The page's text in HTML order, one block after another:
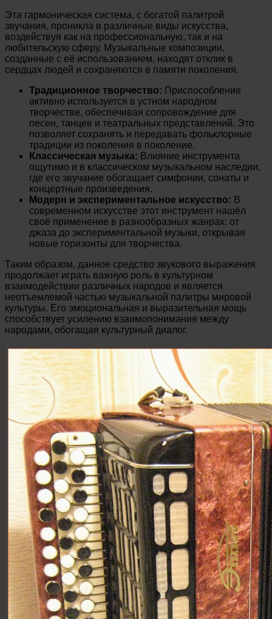
Эта гармоническая система, с богатой палитрой
звучания, проникла в различные виды искусства,
воздействуя как на профессиональную, так и на
любительскую сферу. Музыкальные композиции,
созданные с её использованием, находят отклик в
сердцах людей и сохраняются в памяти поколения.
Традиционное творчество: Приспособление
активно используется в устном народном
творчестве, обеспечивая сопровождение для
песен, танцев и театральных представлений. Это
позволяет сохранять и передавать фольклорные
традиции из поколения в поколение.
Классическая музыка: Влияние инструмента
ощутимо и в классическом музыкальном наследии,
где его звучание обогащает симфонии, сонаты и
концертные произведения.
Модерн и экспериментальное искусство: В
современном искусстве этот инструмент нашёл
своё применение в разнообразных жанрах: от
джаза до экспериментальной музыки, открывая
новые горизонты для творчества.
Таким образом, данное средство звукового выражения
продолжает играть важную роль в культурном
взаимодействии различных народов и является
неотъемлемой частью музыкальной палитры мировой
культуры. Его эмоциональная и выразительная мощь
способствует усилению взаимопонимания между
народами, обогащая культурный диалог.